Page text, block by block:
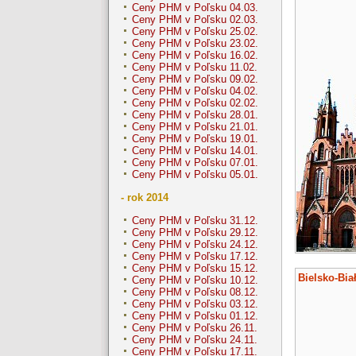
Ceny PHM v Poľsku 04.03.
Ceny PHM v Poľsku 02.03.
Ceny PHM v Poľsku 25.02.
Ceny PHM v Poľsku 23.02.
Ceny PHM v Poľsku 16.02.
Ceny PHM v Poľsku 11.02.
Ceny PHM v Poľsku 09.02.
Ceny PHM v Poľsku 04.02.
Ceny PHM v Poľsku 02.02.
Ceny PHM v Poľsku 28.01.
Ceny PHM v Poľsku 21.01.
Ceny PHM v Poľsku 19.01.
Ceny PHM v Poľsku 14.01.
Ceny PHM v Poľsku 07.01.
Ceny PHM v Poľsku 05.01.
- rok 2014
Ceny PHM v Poľsku 31.12.
Ceny PHM v Poľsku 29.12.
Ceny PHM v Poľsku 24.12.
Ceny PHM v Poľsku 17.12.
Ceny PHM v Poľsku 15.12.
Ceny PHM v Poľsku 10.12.
Ceny PHM v Poľsku 08.12.
Ceny PHM v Poľsku 03.12.
Ceny PHM v Poľsku 01.12.
Ceny PHM v Poľsku 26.11.
Ceny PHM v Poľsku 24.11.
Ceny PHM v Poľsku 17.11.
Bielsko-